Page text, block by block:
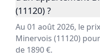
(11120) ?
Au 01 août 2026, le
Minervois (11120)
de 1890 €.